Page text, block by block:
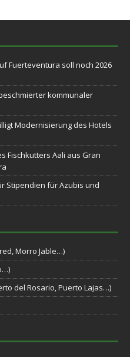
Fuerteventura soll noch 2026
kommunaler
Modernisierung des Hotels
Fischkutters Aali aus Gran
Stipendien für Azubis und
Morro Jable…)
del Rosario, Puerto Lajas…)